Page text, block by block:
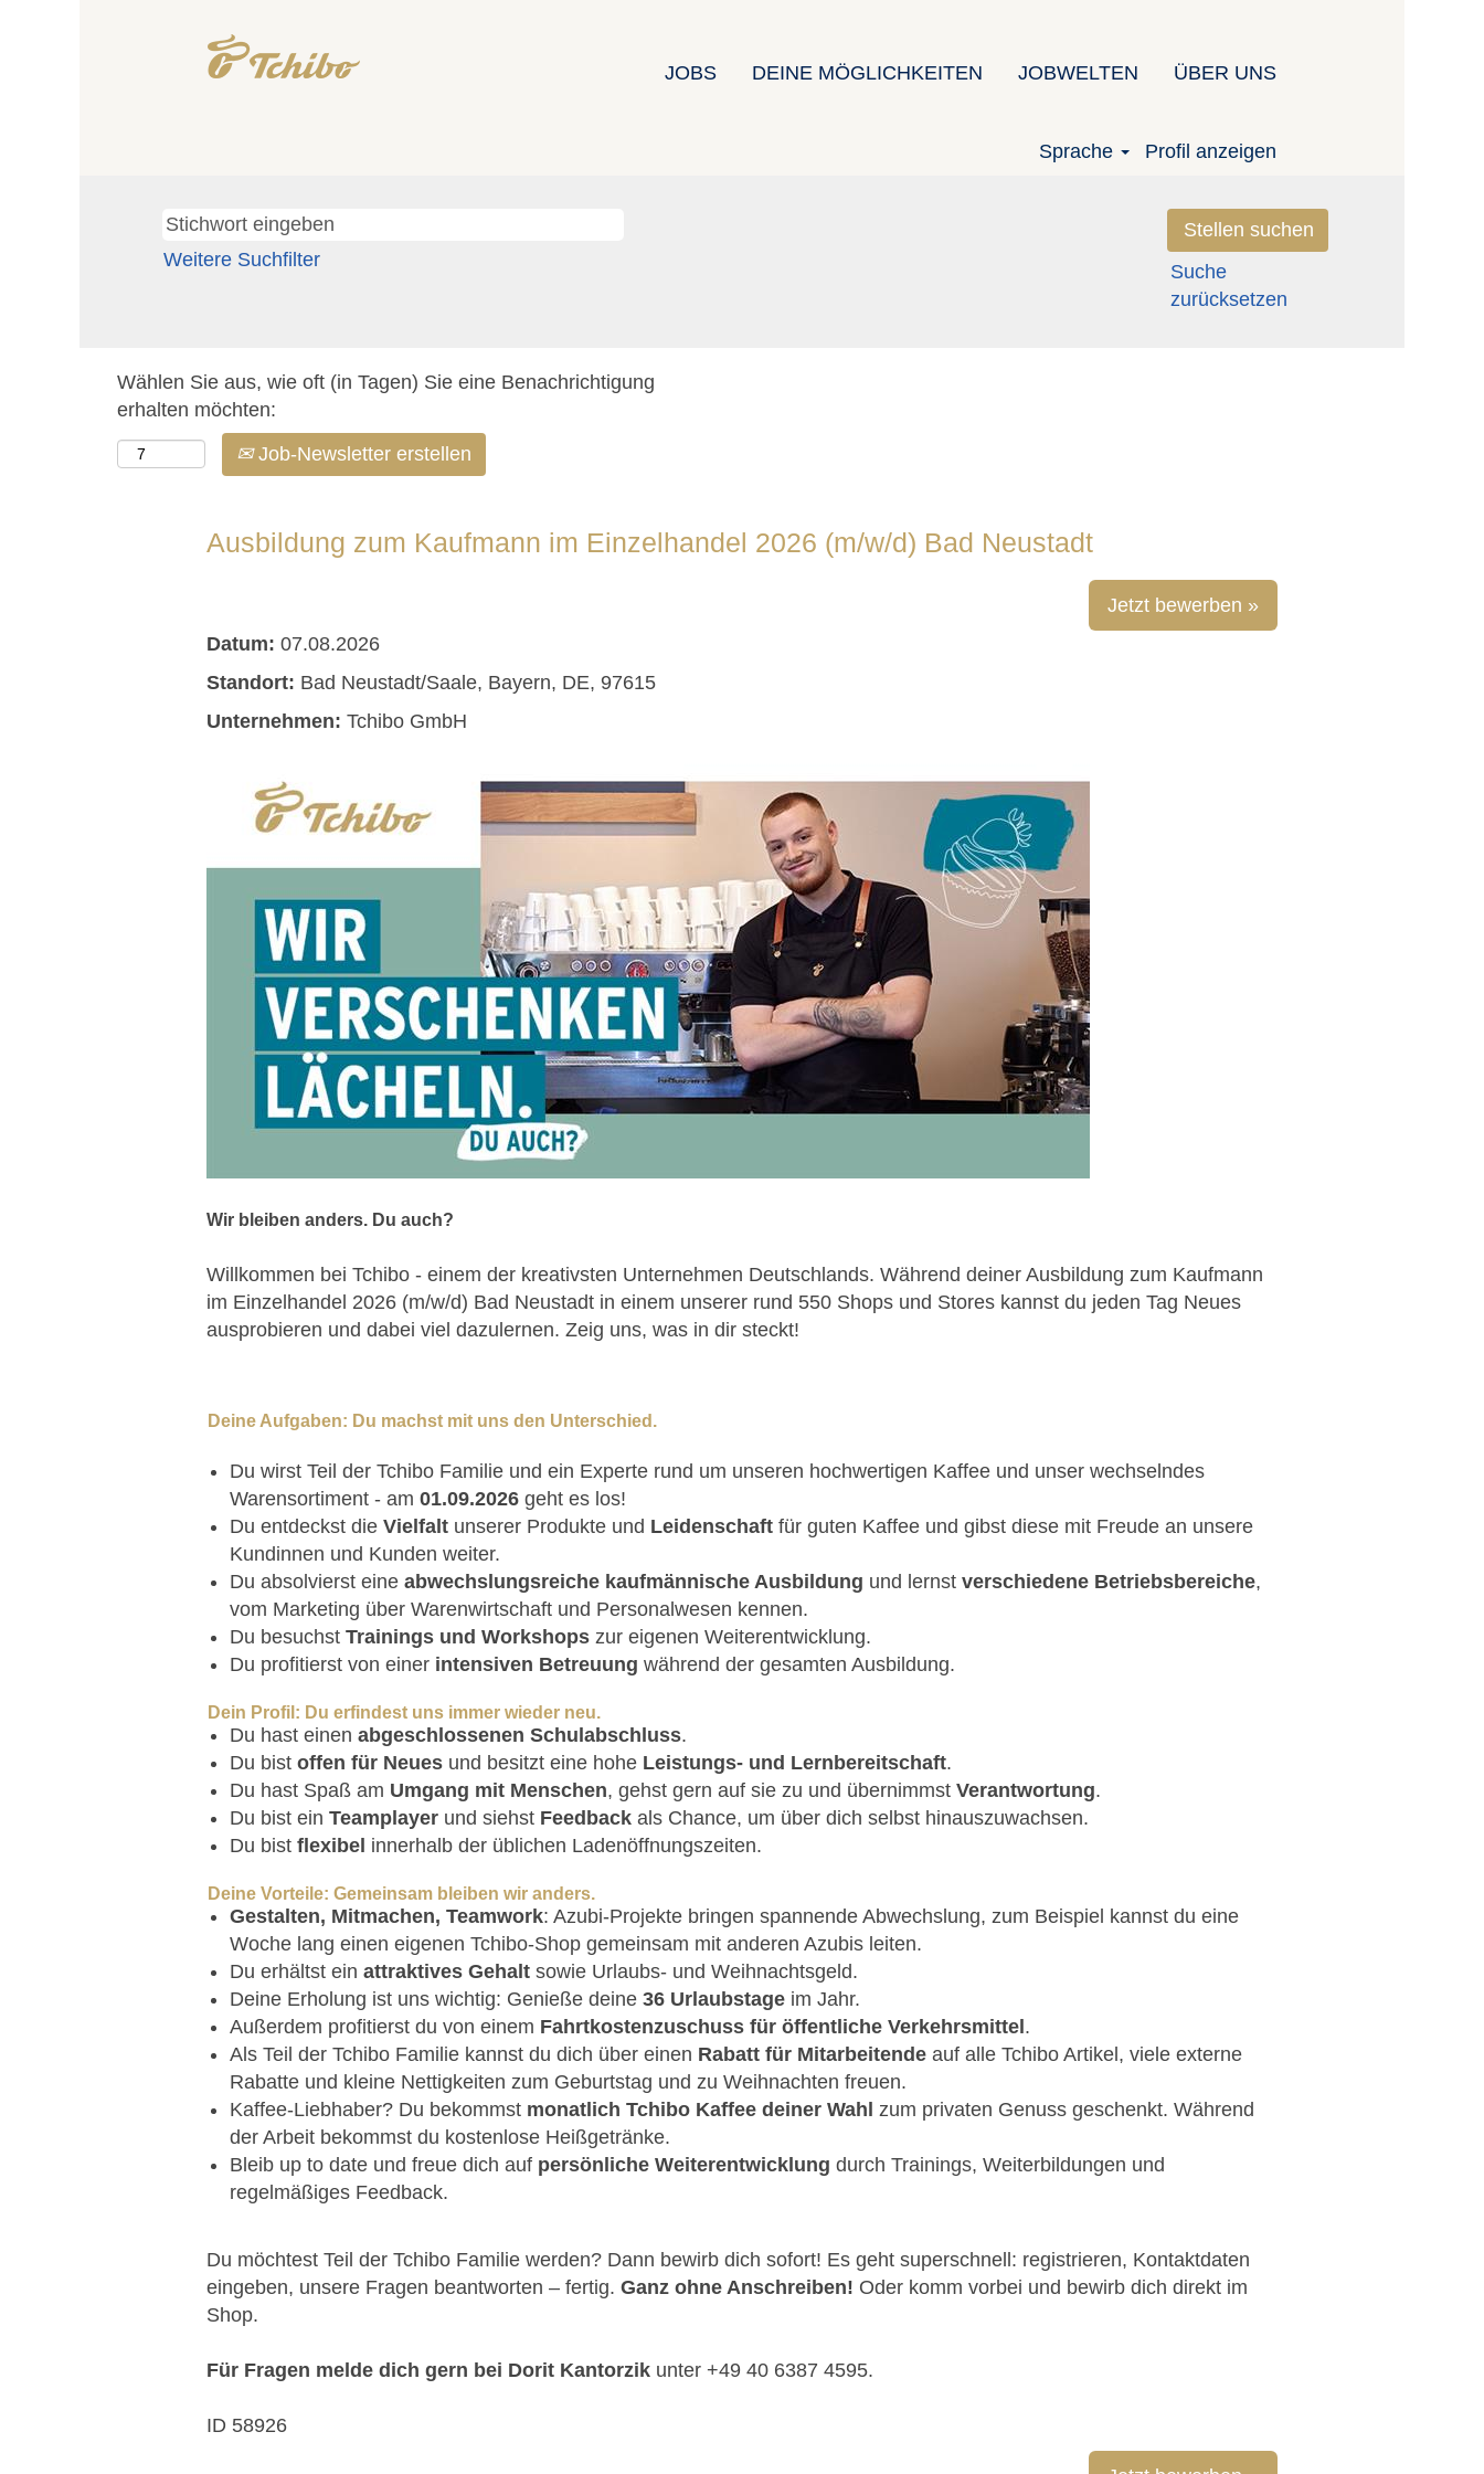
JOBS DEINE MÖGLICHKEITEN JOBWELTEN ÜBER UNS
Sprache Profil anzeigen
Weitere Suchfilter
Suche
zurücksetzen
Wählen Sie aus, wie oft (in Tagen) Sie eine Benachrichtigung
erhalten möchten:
Job-Newsletter erstellen
Ausbildung zum Kaufmann im Einzelhandel 2026 (m/w/d) Bad Neustadt
Jetzt bewerben »
Datum: 07.08.2026
Standort: Bad Neustadt/Saale, Bayern, DE, 97615
Unternehmen: Tchibo GmbH
Wir bleiben anders. Du auch?
Willkommen bei Tchibo - einem der kreativsten Unternehmen Deutschlands. Während deiner Ausbildung zum Kaufmann
im Einzelhandel 2026 (m/w/d) Bad Neustadt in einem unserer rund 550 Shops und Stores kannst du jeden Tag Neues
ausprobieren und dabei viel dazulernen. Zeig uns, was in dir steckt!
Deine Aufgaben: Du machst mit uns den Unterschied.
Du wirst Teil der Tchibo Familie und ein Experte rund um unseren hochwertigen Kaffee und unser wechselndes
Warensortiment - am 01.09.2026 geht es los!
Du entdeckst die Vielfalt unserer Produkte und Leidenschaft für guten Kaffee und gibst diese mit Freude an unsere
Kundinnen und Kunden weiter.
Du absolvierst eine abwechslungsreiche kaufmännische Ausbildung und lernst verschiedene Betriebsbereiche,
vom Marketing über Warenwirtschaft und Personalwesen kennen.
Du besuchst Trainings und Workshops zur eigenen Weiterentwicklung.
Du profitierst von einer intensiven Betreuung während der gesamten Ausbildung.
Dein Profil: Du erfindest uns immer wieder neu.
Du hast einen abgeschlossenen Schulabschluss.
Du bist offen für Neues und besitzt eine hohe Leistungs- und Lernbereitschaft.
Du hast Spaß am Umgang mit Menschen, gehst gern auf sie zu und übernimmst Verantwortung.
Du bist ein Teamplayer und siehst Feedback als Chance, um über dich selbst hinauszuwachsen.
Du bist flexibel innerhalb der üblichen Ladenöffnungszeiten.
Deine Vorteile: Gemeinsam bleiben wir anders.
Gestalten, Mitmachen, Teamwork: Azubi-Projekte bringen spannende Abwechslung, zum Beispiel kannst du eine
Woche lang einen eigenen Tchibo-Shop gemeinsam mit anderen Azubis leiten.
Du erhältst ein attraktives Gehalt sowie Urlaubs- und Weihnachtsgeld.
Deine Erholung ist uns wichtig: Genieße deine 36 Urlaubstage im Jahr.
Außerdem profitierst du von einem Fahrtkostenzuschuss für öffentliche Verkehrsmittel.
Als Teil der Tchibo Familie kannst du dich über einen Rabatt für Mitarbeitende auf alle Tchibo Artikel, viele externe
Rabatte und kleine Nettigkeiten zum Geburtstag und zu Weihnachten freuen.
Kaffee-Liebhaber? Du bekommst monatlich Tchibo Kaffee deiner Wahl zum privaten Genuss geschenkt. Während
der Arbeit bekommst du kostenlose Heißgetränke.
Bleib up to date und freue dich auf persönliche Weiterentwicklung durch Trainings, Weiterbildungen und
regelmäßiges Feedback.
Du möchtest Teil der Tchibo Familie werden? Dann bewirb dich sofort! Es geht superschnell: registrieren, Kontaktdaten
eingeben, unsere Fragen beantworten – fertig. Ganz ohne Anschreiben! Oder komm vorbei und bewirb dich direkt im
Shop.
Für Fragen melde dich gern bei Dorit Kantorzik unter +49 40 6387 4595.
ID 58926